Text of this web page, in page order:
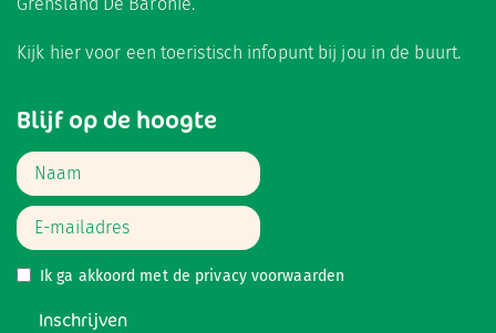
Kijk hiervoor een toeristisch infopunt bij jou in de buurt.
Blijf op de hoogte
Ik ga akkoord met de privacy voorwaarden
Inschrijven